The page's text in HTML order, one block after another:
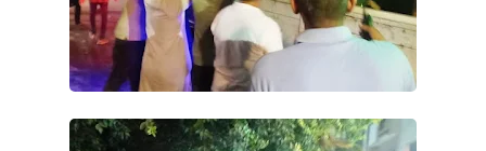
حوادث وقضايا
خدمات
الصحه والجمال